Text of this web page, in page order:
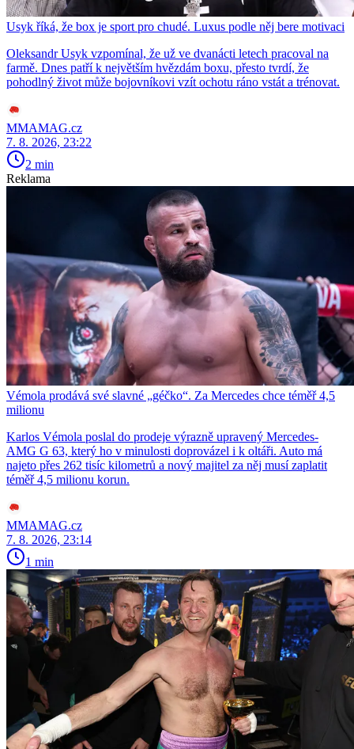
Usyk říká, že box je sport pro chudé. Luxus podle něj bere motivaci
Oleksandr Usyk vzpomínal, že už ve dvanácti letech pracoval na
farmě. Dnes patří k největším hvězdám boxu, přesto tvrdí, že
pohodlný život může bojovníkovi vzít ochotu ráno vstát a trénovat.
MMAMAG.cz
7. 8. 2026, 23:22
2 min
Reklama
Vémola prodává své slavné „géčko“. Za Mercedes chce téměř 4,5
milionu
Karlos Vémola poslal do prodeje výrazně upravený Mercedes-
AMG G 63, který ho v minulosti doprovázel i k oltáři. Auto má
najeto přes 262 tisíc kilometrů a nový majitel za něj musí zaplatit
téměř 4,5 milionu korun.
MMAMAG.cz
7. 8. 2026, 23:14
1 min